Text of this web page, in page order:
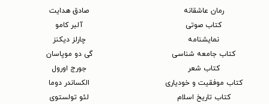
رمان عاشقانه
کتاب‌ صوتی
نمایشنامه
کتاب جامعه شناسی
کتاب شعر
کتاب موفقیت و خودیاری
کتاب تاریخ اسلام
صادق هدایت
آلبر کامو
چارلز دیکنز
گی دو موپاسان
جورج اورول
الکساندر دوما
لئو تولستوی